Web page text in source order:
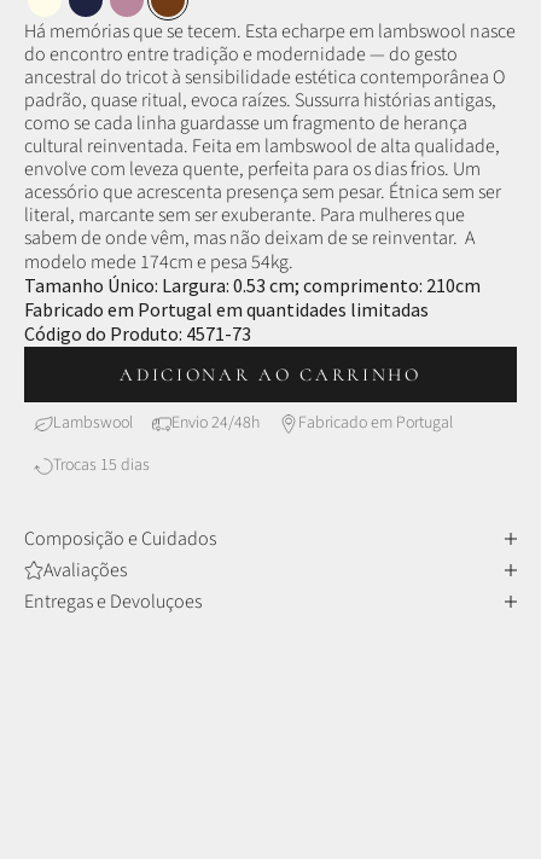
Branco Pérola
Azul Marinho
AlfazemaCharuto
Há memórias que se tecem. Esta echarpe em lambswool nasce
do encontro entre tradição e modernidade — do gesto
ancestral do tricot à sensibilidade estética contemporânea O
padrão, quase ritual, evoca raízes. Sussurra histórias antigas,
como se cada linha guardasse um fragmento de herança
cultural reinventada. Feita em lambswool de alta qualidade,
envolve com leveza quente, perfeita para os dias frios. Um
acessório que acrescenta presença sem pesar. Étnica sem ser
literal, marcante sem ser exuberante. Para mulheres que
sabem de onde vêm, mas não deixam de se reinventar. A
modelo mede 174cm e pesa 54kg.
Tamanho Único: Largura: 0.53 cm; comprimento: 210cm
Fabricado em Portugal em quantidades limitadas
Código do Produto: 4571-73
ADICIONAR AO CARRINHO
Lambswool Envio 24/48h
Fabricado em Portugal
Trocas 15 dias
Composição e Cuidados
Avaliações
Entregas e Devoluçoes